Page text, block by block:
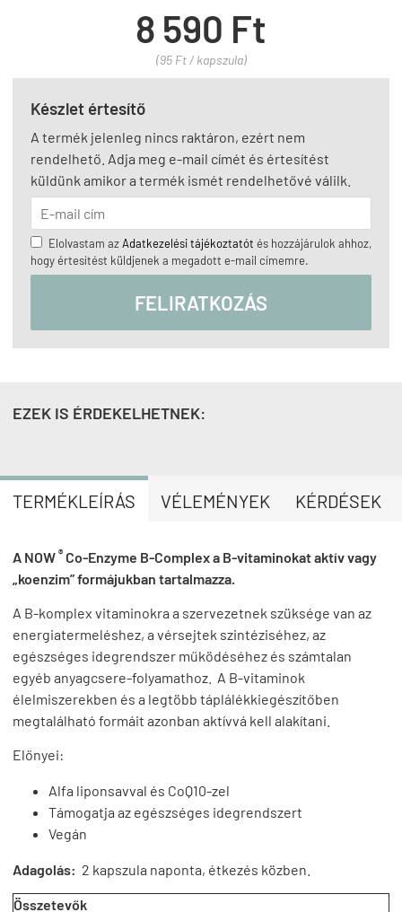
8 590 Ft
(95 Ft / kapszula)
Készlet értesítő
A termék jelenleg nincs raktáron, ezért nem
rendelhető. Adja meg e-mail címét és értesítést
küldünk amikor a termék ismét rendelhetővé válilk.
Elolvastam azAdatkezelési tájékoztatót és hozzájárulok ahhoz,
hogy értesítést küldjenek a megadott e-mail címemre.
FELIRATKOZÁS
EZEK IS ÉRDEKELHETNEK:
TERMÉKLEÍRÁS VÉLEMÉNYEK KÉRDÉSEK
A NOW ® Co-Enzyme B-Complex a B-vitaminokat aktív vagy
„koenzim” formájukban tartalmazza.
A B-komplex vitaminokra a szervezetnek szüksége van az
energiatermeléshez, a vérsejtek szintéziséhez, az
egészséges idegrendszer működéséhez és számtalan
egyéb anyagcsere-folyamathoz. A B-vitaminok
élelmiszerekben és a legtöbb táplálékkiegészítőben
megtalálható formáit azonban aktívvá kell alakítani.
Előnyei:
Alfa liponsavval és CoQ10-zel
Támogatja az egészséges idegrendszert
Vegán
Adagolás: 2 kapszula naponta, étkezés közben.
Összetevők